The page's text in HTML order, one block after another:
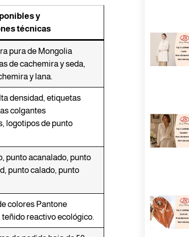
y
técnicas
pura de Mongolia
de cachemira y seda,
y lana.
densidad, etiquetas
colgantes
logotipos de punto
punto acanalado, punto
punto calado, punto
colores Pantone
reactivo ecológico.